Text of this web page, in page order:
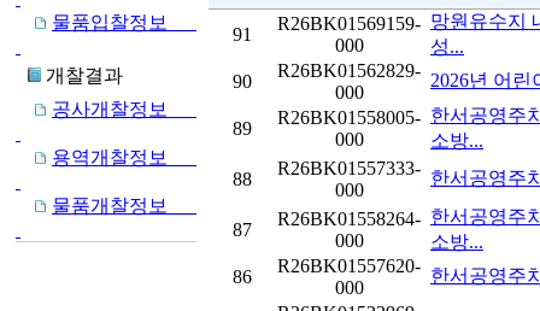
물품입찰정보
개찰결과
공사개찰정보
용역개찰정보
물품개찰정보
91
R26BK01569159-
000
망원유수지
성...
90
R26BK01562829-
000
2026년 어
89
R26BK01558005-
000
한서공영주
소방...
88
R26BK01557333-
000
한서공영주
87
R26BK01558264-
000
한서공영주
소방...
86
R26BK01557620-
000
한서공영주